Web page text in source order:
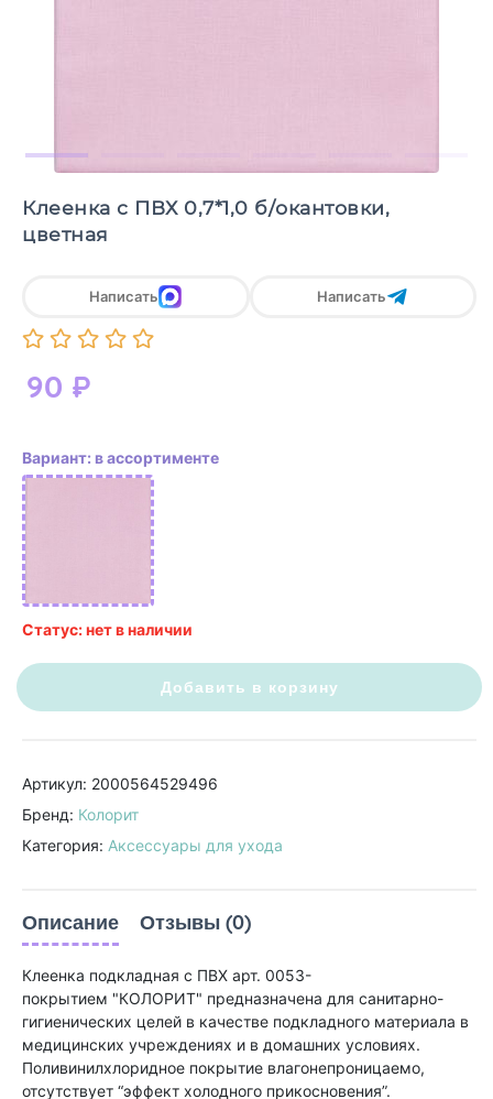
Клеенка с ПВХ 0,7*1,0 б/окантовки,
цветная
90 ₽
Написать Написать
Вариант: в ассортименте
Статус: нет в наличии
Добавить в корзину
Артикул: 2000564529496
Бренд: Колорит
Категория: Аксессуары для ухода
Описание Отзывы (0)
Клеенка подкладная с ПВХ арт. 0053-
покрытием "КОЛОРИТ" предназначена для санитарно-
гигиенических целей в качестве подкладного материала в
медицинских учреждениях и в домашних условиях.
Поливинилхлоридное покрытие влагонепроницаемо,
отсутствует “эффект холодного прикосновения”.